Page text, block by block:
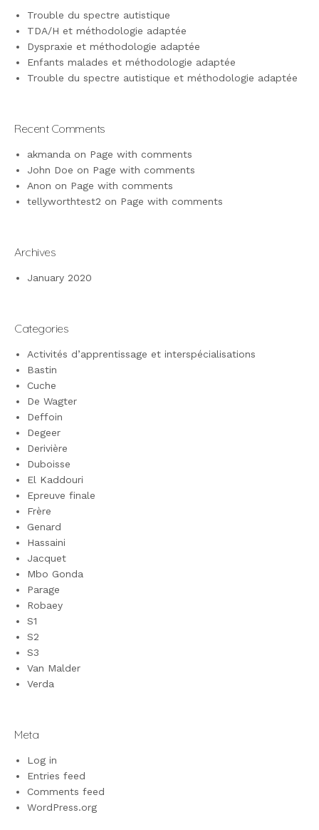
Trouble du spectre autistique
TDA/H et méthodologie adaptée
Dyspraxie et méthodologie adaptée
Enfants malades et méthodologie adaptée
Trouble du spectre autistique et méthodologie adaptée
Recent Comments
akmanda on Page with comments
John Doe on Page with comments
Anon on Page with comments
tellyworthtest2 on Page with comments
Archives
January 2020
Categories
Activités d’apprentissage et interspécialisations
Bastin
Cuche
De Wagter
Deffoin
Degeer
Derivière
Duboisse
El Kaddouri
Epreuve finale
Frère
Genard
Hassaini
Jacquet
Mbo Gonda
Parage
Robaey
S1
S2
S3
Van Malder
Verda
Meta
Log in
Entries feed
Comments feed
WordPress.org